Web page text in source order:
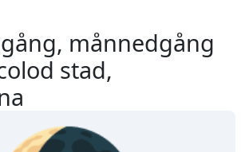
månnedgång
stad,